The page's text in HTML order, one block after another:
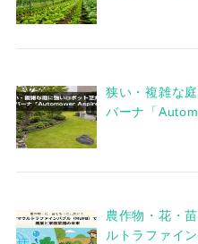
狭い・複雑な
バーナ「
農作物・花・
ルトラファイ